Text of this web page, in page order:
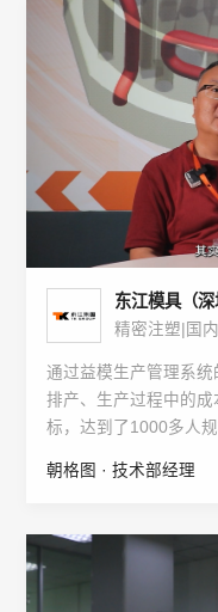
东江模具（
精密注塑|国
通过益模生产管理系
排产、生产过程中的
标，达到了1000多人
朝格图 · 技术部经理